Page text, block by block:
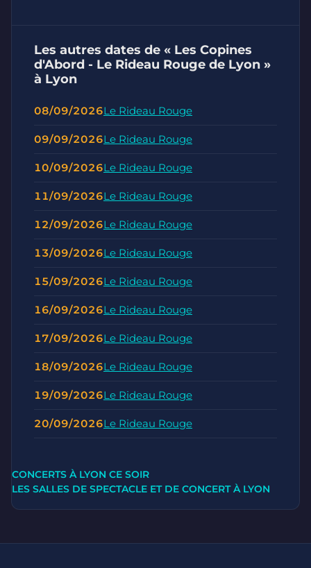
Les autres dates de « Les Copines
d'Abord - Le Rideau Rouge de Lyon »
à Lyon
08/09/2026Le Rideau Rouge
09/09/2026Le Rideau Rouge
10/09/2026Le Rideau Rouge
11/09/2026Le Rideau Rouge
12/09/2026Le Rideau Rouge
13/09/2026Le Rideau Rouge
15/09/2026Le Rideau Rouge
16/09/2026Le Rideau Rouge
17/09/2026Le Rideau Rouge
18/09/2026Le Rideau Rouge
19/09/2026Le Rideau Rouge
20/09/2026Le Rideau Rouge
CONCERTS À LYON CE SOIR
LES SALLES DE SPECTACLE ET DE CONCERT À LYON